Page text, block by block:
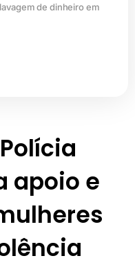
de dinheiro em
apoio e